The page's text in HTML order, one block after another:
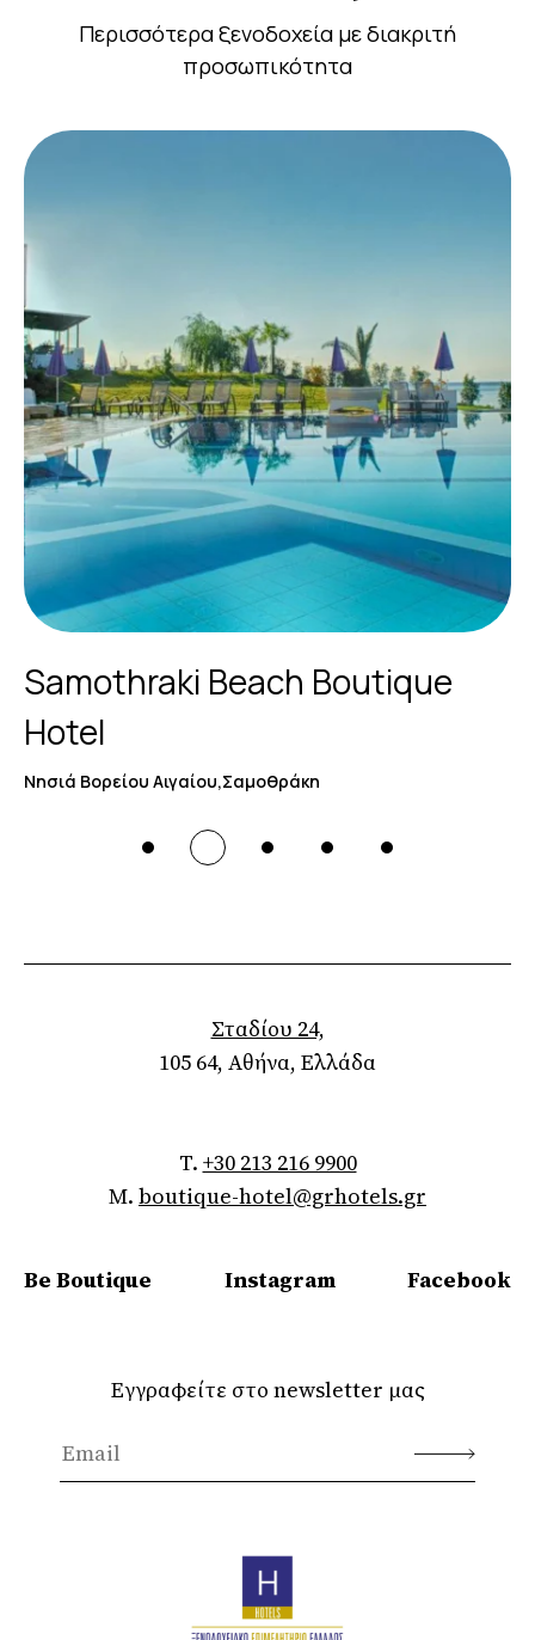
Περισσότερα ξενοδοχεία με διακριτή
προσωπικότητα
Samothraki Beach Boutique
Hotel
Νησιά Βορείου Αιγαίου,Σαμοθράκη
Σταδίου 24,
105 64, Αθήνα, Ελλάδα
T. +30 213 216 9900
M. boutique-hotel@grhotels.gr
Be Boutique Instagram Facebook
Εγγραφείτε στο newsletter μας